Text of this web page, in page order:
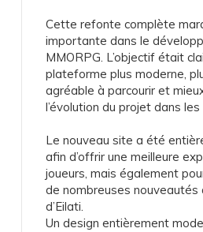
Cette refonte complète
importante dans le
MMORPG. L’objectif était
plateforme plus moderne,
agréable à parcourir et
l’évolution du projet dans
Le nouveau site a été
afin d’offrir une meilleure
joueurs, mais également
de nombreuses nouveautés
d’Eilati.
Un design entièrement